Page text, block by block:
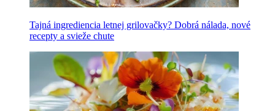
Tajná ingrediencia letnej grilovačky? Dobrá nálada, nové
recepty a svieže chute